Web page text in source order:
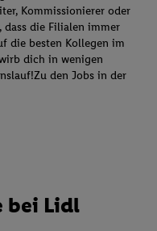
Kommissionierer oder
dass die Filialen immer
die besten Kollegen im
dich in wenigen
den Jobs in der
bei Lidl